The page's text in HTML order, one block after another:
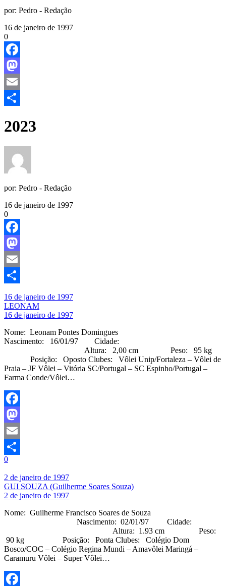
por: Pedro - Redação
16 de janeiro de 1997
0
Facebook
Mastodon
Email
2023
por: Pedro - Redação
16 de janeiro de 1997
0
Facebook
Mastodon
Email
16 de janeiro de 1997
LEONAM
16 de janeiro de 1997
Nome: Leonam Pontes Domingues
Nascimento: 16/01/97 Cidade:
Altura: 2,00 cm Peso: 95 kg
Posição: Oposto Clubes: Vôlei Unip/Fortaleza – Vôlei de
Praia – JF Vôlei – Vitória SC/Portugal – SC Espinho/Portugal –
Farma Conde/Vôlei…
Facebook
Mastodon
Email
Share
0
2 de janeiro de 1997
GUI SOUZA (Guilherme Soares Souza)
2 de janeiro de 1997
Nome: Guilherme Francisco Soares de Souza
Nascimento: 02/01/97 Cidade:
Altura: 1.93 cm Peso:
90 kg Posição: Ponta Clubes: Colégio Dom
Bosco/COC – Colégio Regina Mundi – Amavôlei Maringá –
Caramuru Vôlei – Super Vôlei…